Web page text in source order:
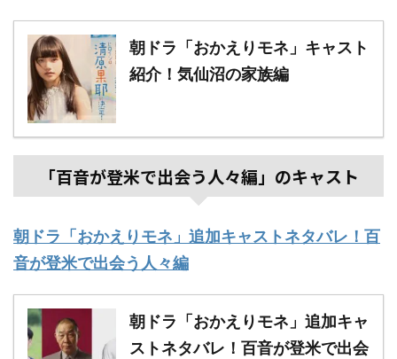
朝ドラ「おかえりモネ」キャスト
紹介！気仙沼の家族編
「百音が登米で出会う人々編」のキャスト
朝ドラ「おかえりモネ」追加キャストネタバレ！百
音が登米で出会う人々編
朝ドラ「おかえりモネ」追加キャ
ストネタバレ！百音が登米で出会